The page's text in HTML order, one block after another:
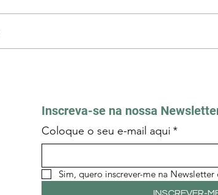
Inscreva-se na nossa
Coloque o seu e-mail aqui *
Sim, quero inscrever-me na Newsletter